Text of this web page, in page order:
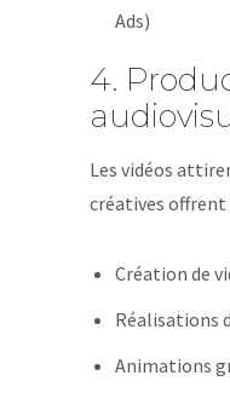
Ads)
4.
Les vidéos
créatives offrent
Création de
Réalisations
Animations